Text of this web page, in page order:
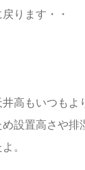
ります・・
高もいつもよ
め設置高さや排
。